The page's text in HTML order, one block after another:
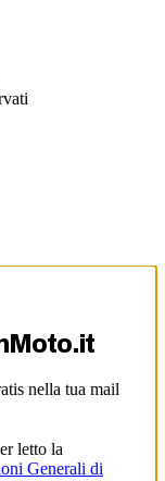
nella tua mail
letto la
Generali di